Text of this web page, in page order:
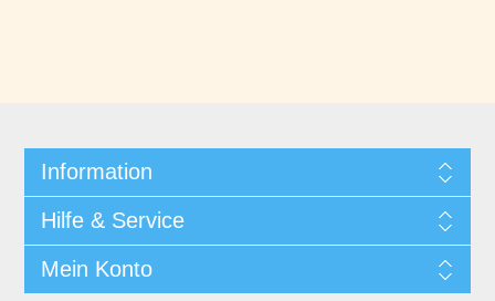
Information
Hilfe & Service
Mein Konto